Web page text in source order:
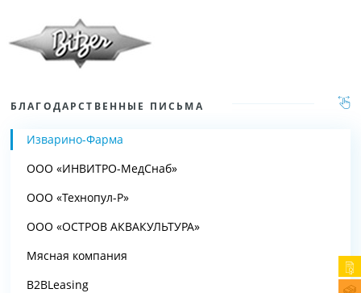
БЛАГОДАРСТВЕННЫЕ ПИСЬМА
Изварино-Фарма
ООО «ИНВИТРО-МедСнаб»
ООО «Технопул-Р»
ООО «ОСТРОВ АКВАКУЛЬТУРА»
Мясная компания
B2BLeasing